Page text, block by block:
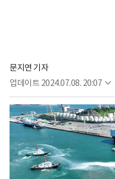
문지연 기자
업데이트 2024.07.08. 20:07